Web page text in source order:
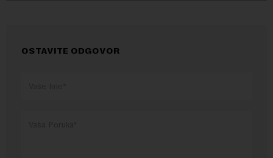
OSTAVITE ODGOVOR